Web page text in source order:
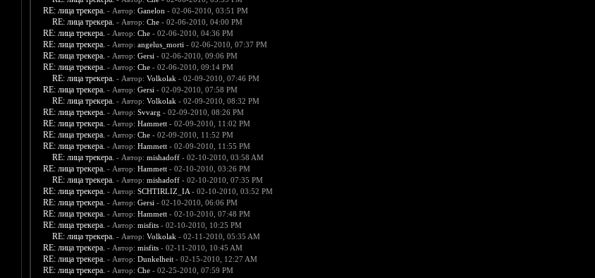
RE: лица трекера. - Автор: Ganelon - 02-06-2010, 03:51 PM
RE: лица трекера. - Автор: Che- 02-06-2010, 04:00 PM
RE: лица трекера. - Автор: Che- 02-06-2010, 04:36 PM
RE: лица трекера. - Автор: angelus_morti - 02-06-2010, 07:37 PM
RE: лица трекера. - Автор: Gersi - 02-06-2010, 09:06 PM
RE: лица трекера. - Автор: Che- 02-06-2010, 09:14 PM
RE: лица трекера. - Автор: Volkolak - 02-09-2010, 07:46 PM
RE: лица трекера. - Автор: Gersi - 02-09-2010, 07:58 PM
RE: лица трекера. - Автор: Volkolak - 02-09-2010, 08:32 PM
RE: лица трекера. - Автор: Svvarg - 02-09-2010, 08:26 PM
RE: лица трекера. - Автор: Hammett- 02-09-2010, 11:02 PM
RE: лица трекера. - Автор: Che- 02-09-2010, 11:52 PM
RE: лица трекера. - Автор: Hammett- 02-09-2010, 11:55 PM
RE: лица трекера. - Автор: mishadoff- 02-10-2010, 03:58 AM
RE: лица трекера. - Автор: Hammett- 02-10-2010, 03:26 PM
RE: лица трекера. - Автор: mishadoff- 02-10-2010, 07:35 PM
RE: лица трекера. - Автор: SCHTIRLIZ_IA- 02-10-2010, 03:52 PM
RE: лица трекера. - Автор: Gersi - 02-10-2010, 06:06 PM
RE: лица трекера. - Автор: Hammett- 02-10-2010, 07:48 PM
RE: лица трекера. - Автор: misfits- 02-10-2010, 10:25 PM
RE: лица трекера. - Автор: Volkolak - 02-11-2010, 05:35 AM
RE: лица трекера. - Автор: misfits- 02-11-2010, 10:45 AM
RE: лица трекера. - Автор: Dunkelheit- 02-15-2010, 12:27 AM
RE: лица трекера. - Автор: Che- 02-25-2010, 07:59 PM